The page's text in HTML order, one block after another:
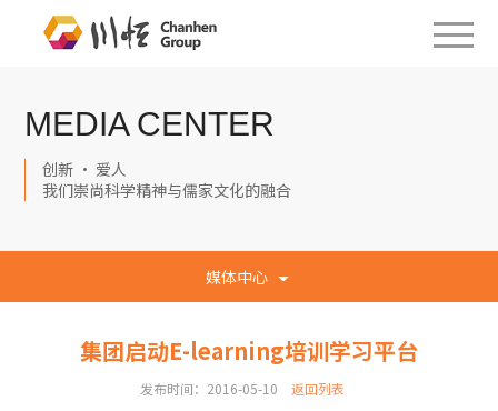
MEDIA CENTER
创新 · 爱人
我们崇尚科学精神与儒家文化的融合
媒体中心
集团启动E-learning培训学习平台
发布时间：2016-05-10 返回列表